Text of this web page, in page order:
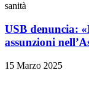
sanità
USB denuncia:
assunzioni
15 Marzo 2025